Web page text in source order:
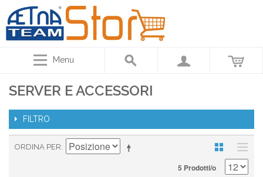
Menu
SERVER E ACCESSORI
FILTRO
ORDINA PER
5 Prodotti/o